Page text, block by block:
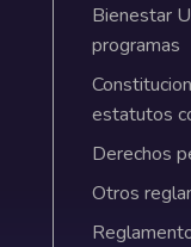
Bienestar
programas
estatutos
Derechos
Otros